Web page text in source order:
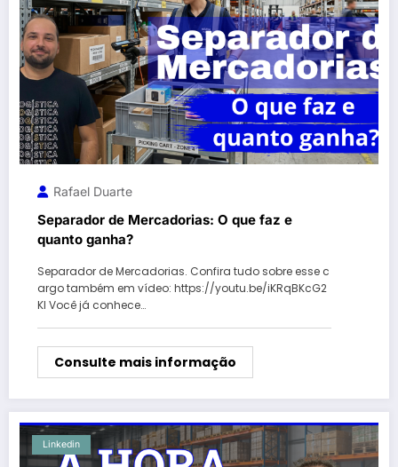
Rafael Duarte
Separador de Mercadorias: O que faz e
quanto ganha?
Separador de Mercadorias. Confira tudo sobre esse c
argo também em vídeo: https://youtu.be/iKRqBKcG2
KI Você já conhece…
Consulte mais informação
Linkedin